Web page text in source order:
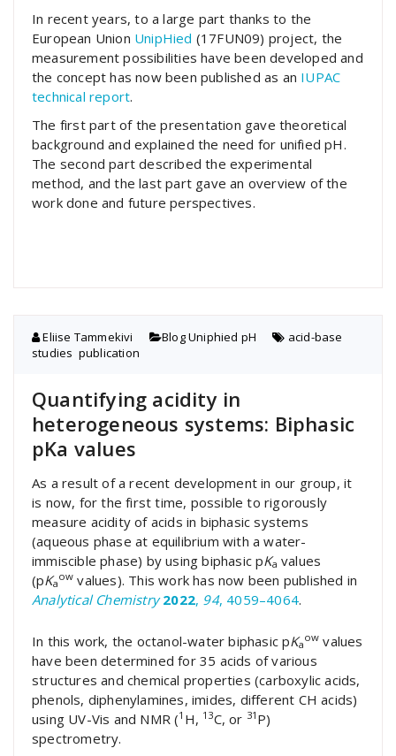
In recent years, to a large part thanks to the
European Union UnipHied (17FUN09) project, the
measurement possibilities have been developed and
the concept has now been published as an IUPAC
technical report.
The first part of the presentation gave theoretical
background and explained the need for unified pH.
The second part described the experimental
method, and the last part gave an overview of the
work done and future perspectives.
Eliise Tammekivi Blog,Uniphied pH
acid-base
studies publication
Quantifying acidity in
heterogeneous systems: Biphasic
pKa values
As a result of a recent development in our group, it
is now, for the first time, possible to rigorously
measure acidity of acids in biphasic systems
(aqueous phase at equilibrium with a water-
immiscible phase) by using biphasic pKa values
(pKa
ow values). This work has now been published in
Analytical Chemistry 2022, 94, 4059–4064.
In this work, the octanol-water biphasic pKa
ow values
have been determined for 35 acids of various
structures and chemical properties (carboxylic acids,
phenols, diphenylamines, imides, different CH acids)
using UV-Vis and NMR (1 H, 13C, or 31 P)
spectrometry.